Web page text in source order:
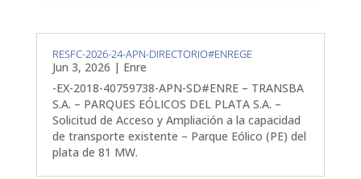
RESFC-2026-24-APN-DIRECTORIO#ENREGE
Jun 3, 2026 | Enre
-EX-2018-40759738-APN-SD#ENRE – TRANSBA
S.A. – PARQUES EÓLICOS DEL PLATA S.A. –
Solicitud de Acceso y Ampliación a la capacidad
de transporte existente – Parque Eólico (PE) del
plata de 81 MW.